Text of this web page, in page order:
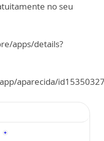
no seu
apps/details?
aparecida/